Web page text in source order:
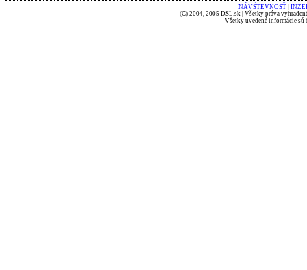
NÁVŠTEVNOSŤ
(C) 2004, 2005 DSL.sk | Všetky práva
Všetky uvedené informácie sú